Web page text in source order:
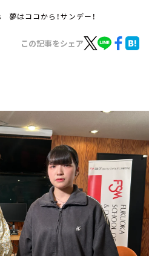
はココから！サンデー！
この記事をシェア